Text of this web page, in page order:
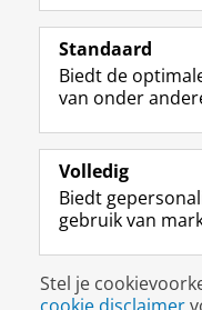
Volg de
Studiekiezers
Alumni
Over ons
Disclaimer &
Standaard
Biedt de
van onder
Volledig
Biedt
gebruik van
Stel je